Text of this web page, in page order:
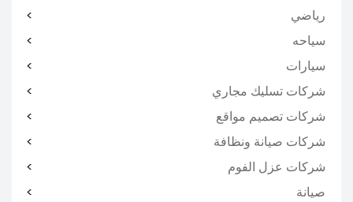
رياضي
سياحه
سيارات
شركات تسليك مجاري
شركات تصميم مواقع
شركات صيانة ونظافة
شركات عزل الفوم
صيانة